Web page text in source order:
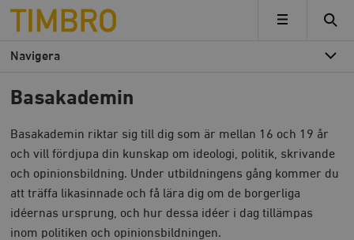
Timbro
MENY
Basakademin
Basakademin riktar sig till dig som är mellan 16 och 19 år
och vill fördjupa din kunskap om ideologi, politik, skrivande
och opinionsbildning. Under utbildningens gång kommer du
att träffa likasinnade och få lära dig om de borgerliga
idéernas ursprung, och hur dessa idéer i dag tillämpas
inom politiken och opinionsbildningen.
Navigera